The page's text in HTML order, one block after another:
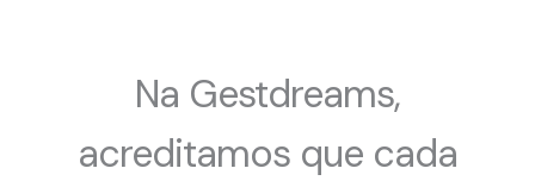
Na Gestdreams,
acreditamos que cada